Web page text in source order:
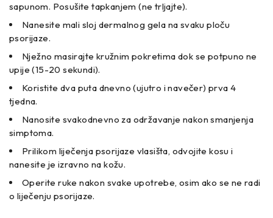
sapunom. Posušite tapkanjem (ne trljajte).
Nanesite mali sloj dermalnog gela na svaku ploču
psorijaze.
Nježno masirajte kružnim pokretima dok se potpuno ne
upije (15-20 sekundi).
Koristite dva puta dnevno (ujutro i navečer) prva 4
tjedna.
Nanosite svakodnevno za održavanje nakon smanjenja
simptoma.
Prilikom liječenja psorijaze vlasišta, odvojite kosu i
nanesite je izravno na kožu.
Operite ruke nakon svake upotrebe, osim ako se ne radi
o liječenju psorijaze.